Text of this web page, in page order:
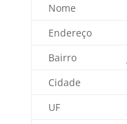
Nome
Endereço
Bairro
Cidade
UF